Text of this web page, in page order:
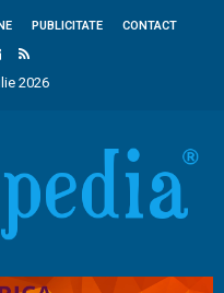
PUBLICITATE CONTACT
2026